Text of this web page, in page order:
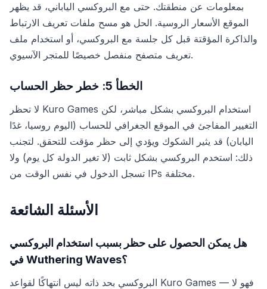
بمعلومات عن منطقتك. حتى مع البروكسي الياباني، قد يظهر
الموقع الأسعار الروسية. الحل هو مسح ملفات تعريف الارتباط
والذاكرة المؤقتة قبل كل جلسة مع البروكسي، أو استخدام ملف
تعريف متصفح منفصل خصيصًا للمتجر الآسيوي.
الخطأ 5: خطر حظر الحساب
لا تحظر Kuro Games استخدام البروكسي بشكل مباشر، لكن
التغيير المفاجئ في الموقع الجغرافي للحساب (اليوم روسيا، غدًا
اليابان) قد يثير الشكوك ويؤدي إلى حظر مؤقت للتحقق. لتجنب
ذلك: استخدم البروكسي بشكل ثابت (لا تغير الدولة كل يوم) ولا
تسجل الدخول في نفس الوقت من IPs مختلفة.
الأسئلة الشائعة
هل يمكن الحصول على حظر بسبب استخدام البروكسي
في Wuthering Waves؟
البروكسي بحد ذاته ليس انتهاكًا لقواعد Kuro Games — فهو لا